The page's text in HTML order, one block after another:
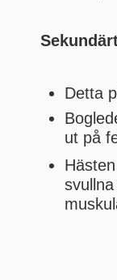
Detta
ut på